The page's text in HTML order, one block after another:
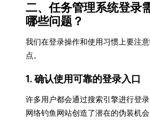
二、任务管理系统登录
哪些问题？
我们在登录操作和使用习惯上要注
点。
1. 确认使用可靠的登录入口
许多用户都会通过搜索引擎进行登
网络钓鱼网站创造了潜在的伪装机